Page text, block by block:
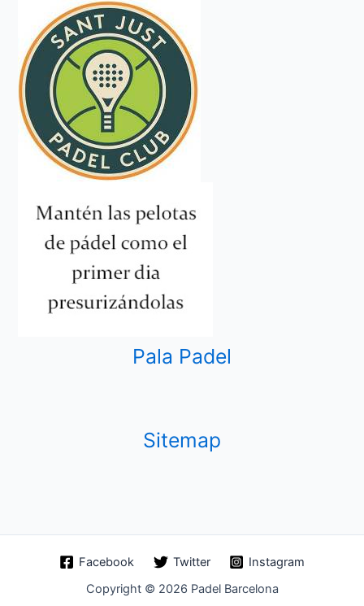
Pala Padel
Sitemap
Facebook Twitter
Instagram
Copyright © 2026 Padel Barcelona